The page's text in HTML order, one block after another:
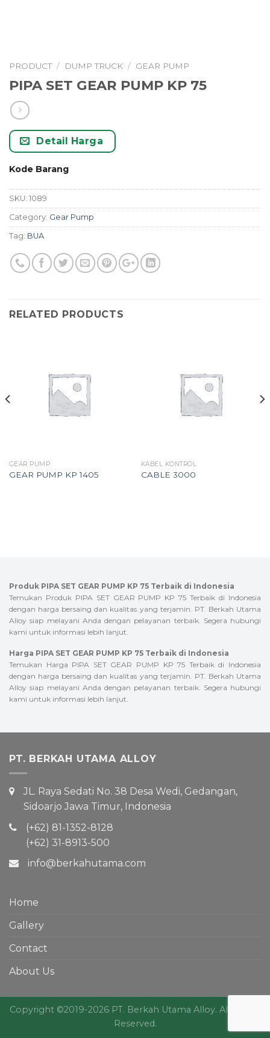
PRODUCT / DUMP TRUCK / GEAR PUMP
PIPA SET GEAR PUMP KP 75
Detail Harga
Kode Barang
SKU: 1089
Category: Gear Pump
Tag: BUA
RELATED PRODUCTS
GEAR PUMP
GEAR PUMP KP 1405
KABEL KONTROL
CABLE 3000
Produk PIPA SET GEAR PUMP KP 75 Terbaik di Indonesia
Temukan Produk PIPA SET GEAR PUMP KP 75 Terbaik di Indonesia
dengan harga bersaing dan kualitas yang terjamin. PT. Berkah Utama
Alloy siap melayani Anda dengan pelayanan terbaik. Segera hubungi
kami untuk informasi lebih lanjut.
Harga PIPA SET GEAR PUMP KP 75 Terbaik di Indonesia
Temukan Harga PIPA SET GEAR PUMP KP 75 Terbaik di Indonesia
dengan harga bersaing dan kualitas yang terjamin. PT. Berkah Utama
Alloy siap melayani Anda dengan pelayanan terbaik. Segera hubungi
kami untuk informasi lebih lanjut.
PT. BERKAH UTAMA ALLOY
JL. Raya Sedati No. 38 Desa Wedi, Gedangan,
Sidoarjo Jawa Timur, Indonesia
(+62) 81-1352-8128
(+62) 31-8913-500
info@berkahutama.com
Home
Gallery
Contact
About Us
Copyright ©2019-2026 PT. Berkah Utama Alloy. All Rights
Reserved.